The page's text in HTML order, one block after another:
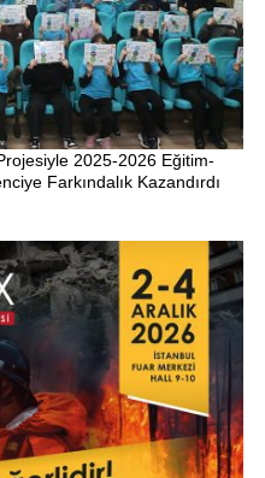
2025-2026 Eğitim-
Farkındalık Kazandırdı